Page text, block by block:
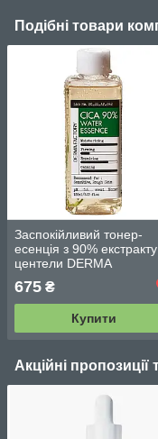
Подібні товари
Заспокійливий тонер-
есенція з 90% екстракту
центели DERMA
FACTORY Cica 90%
Essence - 150 мл
675 ₴
Купити
Акційні пропозиції